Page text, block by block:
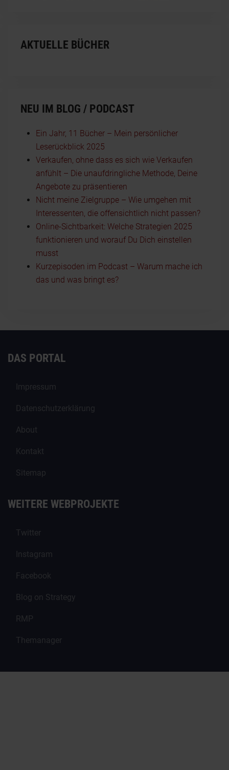
AKTUELLE BÜCHER
NEU IM BLOG / PODCAST
Ein Jahr, 11 Bücher – Mein persönlicher
Leserückblick 2025
Verkaufen, ohne dass es sich wie Verkaufen
anfühlt – Die unaufdringliche Methode, Deine
Angebote zu präsentieren
Nicht meine Zielgruppe – Wie umgehen mit
Interessenten, die offensichtlich nicht passen?
Online-Sichtbarkeit: Welche Strategien 2025
funktionieren und worauf Du Dich einstellen
musst
Kurzepisoden im Podcast – Warum mache ich
das und was bringt es?
DAS PORTAL
Impressum
Datenschutzerklärung
About
Kontakt
Sitemap
WEITERE WEBPROJEKTE
Twitter
Instagram
Facebook
Blog on Strategy
RMP
Themanager